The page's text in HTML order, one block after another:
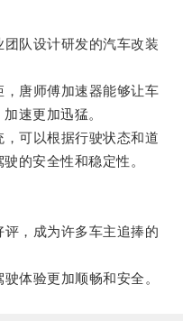
队设计研发的汽车改装
唐师傅加速器能够让车
速更加迅猛。
可以根据行驶状态和道
的安全性和稳定性。
，成为许多车主追捧的
体验更加顺畅和安全。